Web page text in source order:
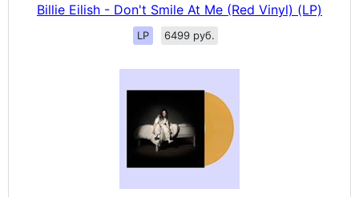
Billie Eilish - Don't Smile At Me (Red Vinyl) (LP)
LP 6499 руб.